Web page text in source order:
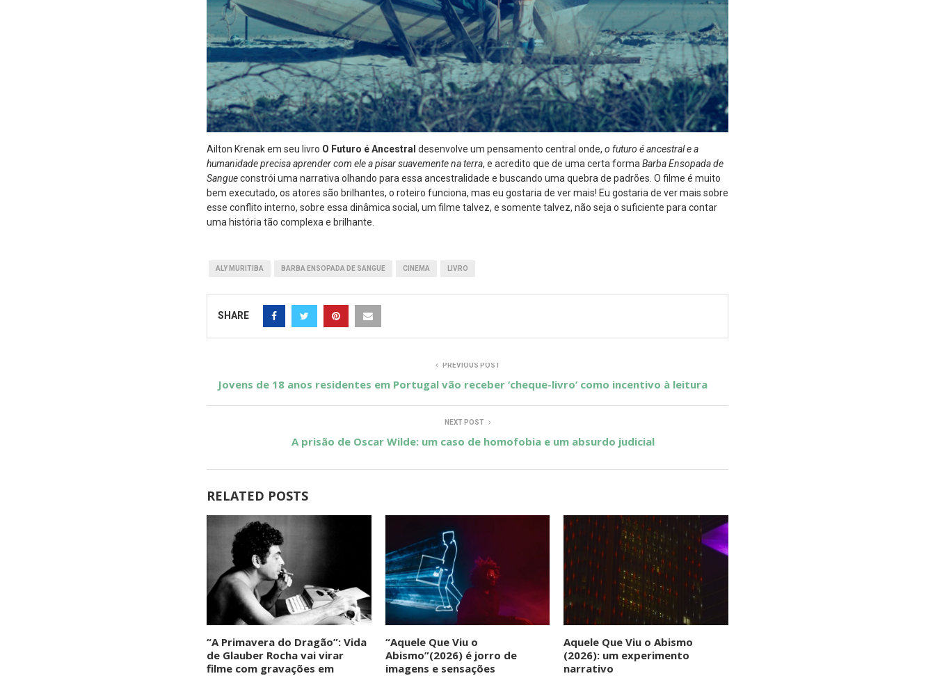
Ailton Krenak em seu livro O Futuro é Ancestral desenvolve um pensamento central onde, o futuro é ancestral e a
humanidade precisa aprender com ele a pisar suavemente na terra, e acredito que de uma certa forma Barba Ensopada de
Sangueconstrói uma narrativa olhando para essa ancestralidade e buscando uma quebra de padrões. O filme é muito
bem executado, os atores são brilhantes, o roteiro funciona, mas eu gostaria de ver mais! Eu gostaria de ver mais sobre
esse conflito interno, sobre essa dinâmica social, um filme talvez, e somente talvez, não seja o suficiente para contar
uma história tão complexa e brilhante.
ALY MURITIBA BARBA ENSOPADA DE SANGUE CINEMA LIVRO
SHARE
PREVIOUS POST
Jovens de 18 anos residentes em Portugal vão receber ‘cheque-livro’ como incentivo à leitura
NEXT POST
A prisão de Oscar Wilde: um caso de homofobia e um absurdo judicial
RELATED POSTS
“A Primavera do Dragão”: Vida
de Glauber Rocha vai virar
filme com gravações em
“Aquele Que Viu o
Abismo”(2026) é jorro de
imagens e sensações
Aquele Que Viu o Abismo
(2026): um experimento
narrativo